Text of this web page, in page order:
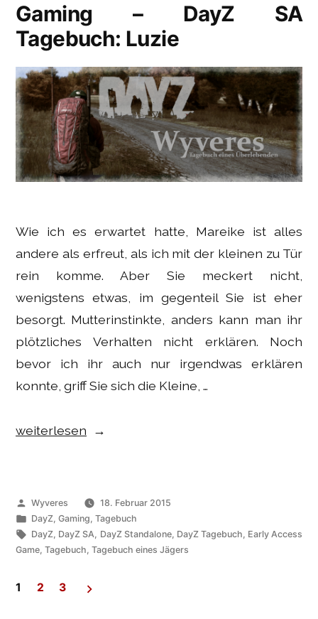
Gaming – DayZ SA
Tagebuch: Luzie
Wie ich es erwartet hatte, Mareike ist alles
andere als erfreut, als ich mit der kleinen zu Tür
rein komme. Aber Sie meckert nicht,
wenigstens etwas, im gegenteil Sie ist eher
besorgt. Mutterinstinkte, anders kann man ihr
plötzliches Verhalten nicht erklären. Noch
bevor ich ihr auch nur irgendwas erklären
konnte, griff Sie sich die Kleine, …
„Gaming
SA
Tagebuch:
Luzie“
weiterlesen
Veröffentlicht
von
Wyveres
18. Februar 2015
Veröffentlicht
unter
DayZ ,Gaming ,Tagebuch
Schlagwörter:
DayZ DayZ SA DayZ Standalone, DayZ Tagebuch Early Access
Game Tagebuch Tagebuch eines Jägers
1 2 3